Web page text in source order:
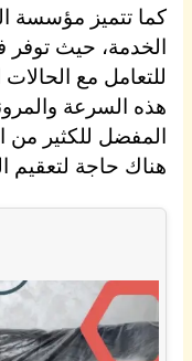
كما تتميز مؤسسة
الخدمة، حيث
للتعامل مع
هذه السرعة
المفضل للكثير من
هناك حاجة لتعقيم